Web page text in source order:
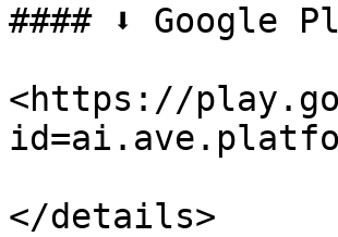
#### ⬇️ Google
<https://
</details>